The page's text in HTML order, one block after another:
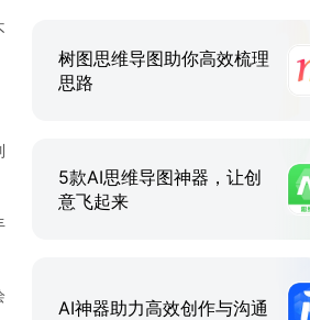
树图思维导图助你高效梳理
思路
5款AI思维导图神器，让创
意飞起来
AI神器助力高效创作与沟通